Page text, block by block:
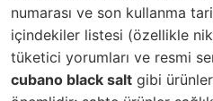
numarası ve son kullanma
içindekiler listesi (özellikle
tüketici yorumları ve resmi
cubano black salt gibi